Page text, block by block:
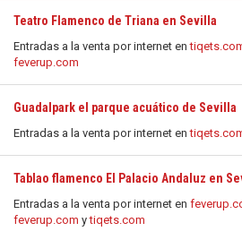
Teatro Flamenco de Triana en Sevilla
Entradas a la venta por internet en
feverup.com
Guadalpark el parque acuático de Sevilla
Entradas a la venta por internet en
Tablao flamenco El Palacio Andaluz en
Entradas a la venta por internet en
feverup.com ytiqets.com